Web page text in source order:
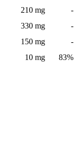
210 mg
-
330 mg
-
150 mg
-
10 mg
83%